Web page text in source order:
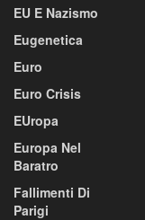
EU E Nazismo
Eugenetica
Euro
Euro Crisis
EUropa
Europa Nel
Baratro
Fallimenti Di
Parigi